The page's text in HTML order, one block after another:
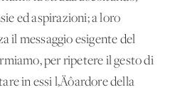
ed aspirazioni; a loro
il messaggio esigente del
per ripetere il gesto di
in essi l‚Äôardore della